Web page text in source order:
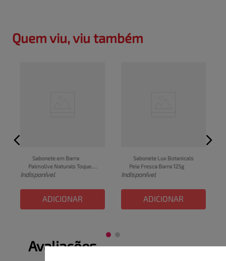
Quem viu, viu também
Sabonete em Barra
Palmolive Naturals Toque
Nutritivo Framboesa e
Indisponível
ADICIONAR
Sabonete Lux Botanicals
Pele Fresca Barra 125g
Indisponível
ADICIONAR
Avaliações